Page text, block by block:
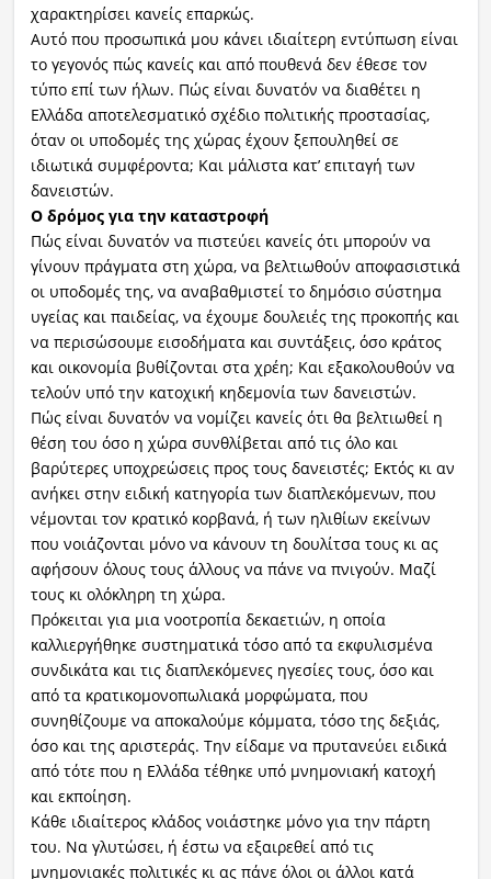
χαρακτηρίσει κανείς επαρκώς.
Αυτό που προσωπικά μου κάνει ιδιαίτερη εντύπωση είναι
το γεγονός πώς κανείς και από πουθενά δεν έθεσε τον
τύπο επί των ήλων. Πώς είναι δυνατόν να διαθέτει η
Ελλάδα αποτελεσματικό σχέδιο πολιτικής προστασίας,
όταν οι υποδομές της χώρας έχουν ξεπουληθεί σε
ιδιωτικά συμφέροντα; Και μάλιστα κατ’ επιταγή των
δανειστών.
Ο δρόμος για την καταστροφή
Πώς είναι δυνατόν να πιστεύει κανείς ότι μπορούν να
γίνουν πράγματα στη χώρα, να βελτιωθούν αποφασιστικά
οι υποδομές της, να αναβαθμιστεί το δημόσιο σύστημα
υγείας και παιδείας, να έχουμε δουλειές της προκοπής και
να περισώσουμε εισοδήματα και συντάξεις, όσο κράτος
και οικονομία βυθίζονται στα χρέη; Και εξακολουθούν να
τελούν υπό την κατοχική κηδεμονία των δανειστών.
Πώς είναι δυνατόν να νομίζει κανείς ότι θα βελτιωθεί η
θέση του όσο η χώρα συνθλίβεται από τις όλο και
βαρύτερες υποχρεώσεις προς τους δανειστές; Εκτός κι αν
ανήκει στην ειδική κατηγορία των διαπλεκόμενων, που
νέμονται τον κρατικό κορβανά, ή των ηλιθίων εκείνων
που νοιάζονται μόνο να κάνουν τη δουλίτσα τους κι ας
αφήσουν όλους τους άλλους να πάνε να πνιγούν. Μαζί
τους κι ολόκληρη τη χώρα.
Πρόκειται για μια νοοτροπία δεκαετιών, η οποία
καλλιεργήθηκε συστηματικά τόσο από τα εκφυλισμένα
συνδικάτα και τις διαπλεκόμενες ηγεσίες τους, όσο και
από τα κρατικομονοπωλιακά μορφώματα, που
συνηθίζουμε να αποκαλούμε κόμματα, τόσο της δεξιάς,
όσο και της αριστεράς. Την είδαμε να πρυτανεύει ειδικά
από τότε που η Ελλάδα τέθηκε υπό μνημονιακή κατοχή
και εκποίηση.
Κάθε ιδιαίτερος κλάδος νοιάστηκε μόνο για την πάρτη
του. Να γλυτώσει, ή έστω να εξαιρεθεί από τις
μνημονιακές πολιτικές κι ας πάνε όλοι οι άλλοι κατά